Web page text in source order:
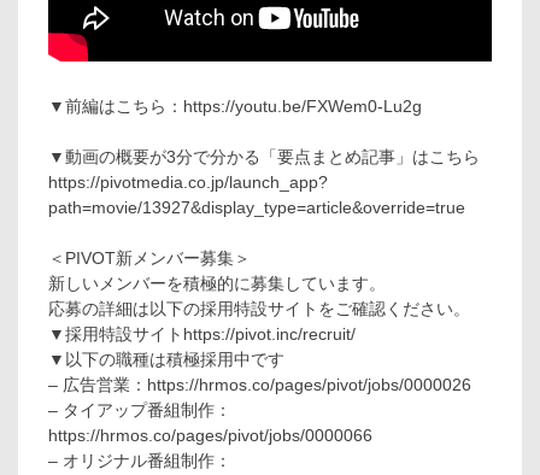
▼前編はこちら：https://youtu.be/FXWem0-Lu2g
▼動画の概要が3分で分かる「要点まとめ記事」はこちら
https://pivotmedia.co.jp/launch_app?
path=movie/13927&display_type=article&override=true
＜PIVOT新メンバー募集＞
新しいメンバーを積極的に募集しています。
応募の詳細は以下の採用特設サイトをご確認ください。
▼採用特設サイトhttps://pivot.inc/recruit/
▼以下の職種は積極採用中です
– 広告営業：https://hrmos.co/pages/pivot/jobs/0000026
– タイアップ番組制作：
https://hrmos.co/pages/pivot/jobs/0000066
– オリジナル番組制作：